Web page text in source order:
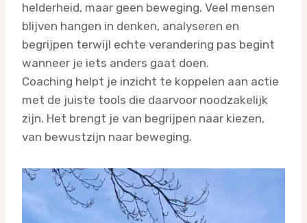
helderheid, maar geen beweging. Veel mensen
blijven hangen in denken, analyseren en
begrijpen terwijl echte verandering pas begint
wanneer je iets anders gaat doen.
Coaching helpt je inzicht te koppelen aan actie
met de juiste tools die daarvoor noodzakelijk
zijn. Het brengt je van begrijpen naar kiezen,
van bewustzijn naar beweging.